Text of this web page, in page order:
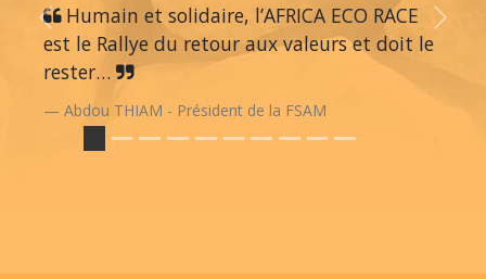
Humain et solidaire, l’AFRICA ECO RACE
est le Rallye du retour aux valeurs et doit le
rester…
Abdou THIAM - Président de la FSAM
Previous Next